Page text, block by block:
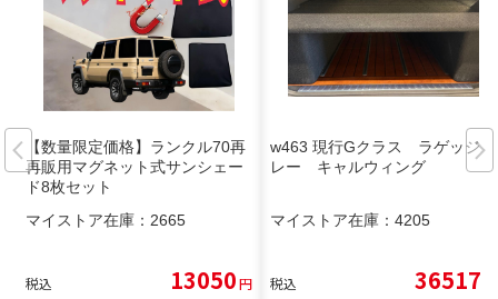
【数量限定価格】ランクル70再
再販用マグネット式サンシェー
ド8枚セット
マイストア在庫： 2665
税込 13050円
w463 現行Gクラス ラゲッジト
レー キャルウィング
マイストア在庫： 4205
税込 36517